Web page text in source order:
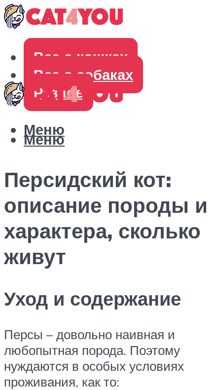
Все о кошках
Все о собаках
Разное
Меню
Меню
Персидский кот:
описание породы и
характера, сколько
живут
Уход и содержание
Персы – довольно наивная и
любопытная порода. Поэтому
нуждаются в особых условиях
проживания, как то: